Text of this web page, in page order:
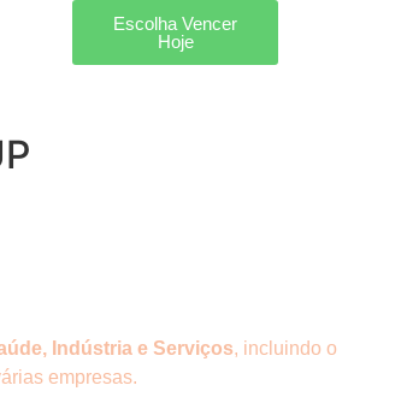
Escolha Vencer
Hoje
Indústria e Serviços, incluindo o
empresas.